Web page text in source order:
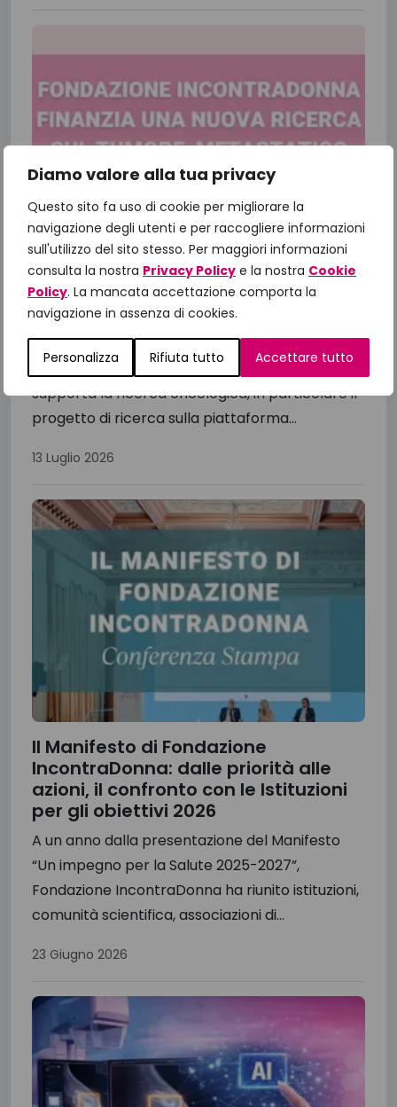
Diamo valore alla tua privacy
Questo sito fa uso di cookie per migliorare la
navigazione degli utenti e per raccogliere informazioni
sull'utilizzo del sito stesso. Per maggiori informazioni
consulta la nostra Privacy Policy e la nostra Cookie
Policy. La mancata accettazione comporta la
navigazione in assenza di cookies.
Personalizza Rifiuta tutto Accettare tutto
Fondazione IncontraDonna finanzia
una nuova ricerca sul tumore al
seno metastatico
Dalla ricerca alla cura: il valore della medicina di
precisione Fondazione IncontraDonna
supporta la ricerca oncologica, in particolare il
progetto di ricerca sulla piattaforma...
13 Luglio 2026
Il Manifesto di Fondazione
IncontraDonna: dalle priorità alle
azioni, il confronto con le Istituzioni
per gli obiettivi 2026
A un anno dalla presentazione del Manifesto
“Un impegno per la Salute 2025-2027”,
Fondazione IncontraDonna ha riunito istituzioni,
comunità scientifica, associazioni di...
23 Giugno 2026